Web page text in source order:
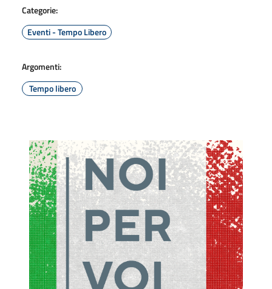
Categorie:
Eventi - Tempo Libero
Argomenti:
Tempo libero